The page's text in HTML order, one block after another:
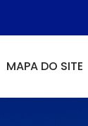
MAPA DO SITE